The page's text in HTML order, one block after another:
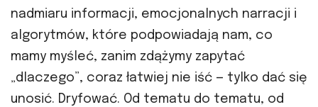
nadmiaru informacji, emocjonalnych narracji i
algorytmów, które podpowiadają nam, co
mamy myśleć, zanim zdążymy zapytać
„dlaczego”, coraz łatwiej nie iść — tylko dać się
unosić. Dryfować. Od tematu do tematu, od